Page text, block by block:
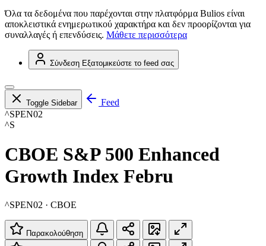
Όλα τα δεδομένα που παρέχονται στην πλατφόρμα Bulios είναι
αποκλειστικά ενημερωτικού χαρακτήρα και δεν προορίζονται για
συναλλαγές ή επενδύσεις. Μάθετε περισσότερα
Σύνδεση Εξατομικεύστε το feed σας
Toggle Sidebar
Feed
^SPEN02
^S
CBOE S&P 500 Enhanced
Growth Index Febru
^SPEN02 · CBOE
Παρακολούθηση